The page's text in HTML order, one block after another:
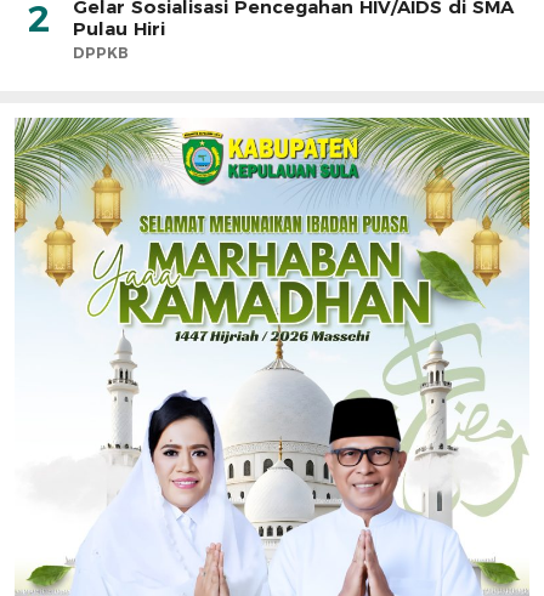
2
Gelar Sosialisasi Pencegahan HIV/AIDS di SMA
Pulau Hiri
DPPKB